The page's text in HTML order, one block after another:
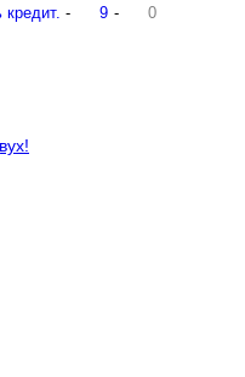
кредит. - 9 - 0